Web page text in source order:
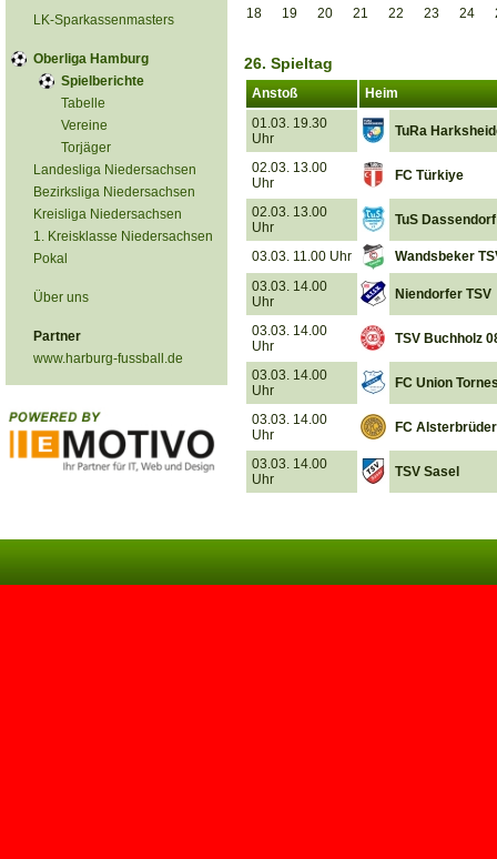
LK-Sparkassenmasters
Oberliga Hamburg
Spielberichte
Tabelle
Vereine
Torjäger
Landesliga Niedersachsen
Bezirksliga Niedersachsen
Kreisliga Niedersachsen
1. Kreisklasse Niedersachsen
Pokal
Über uns
Partner
www.harburg-fussball.de
18 19 20 21 22 23 24
26. Spieltag
Anstoß
Heim
01.03. 19.30
Uhr
TuRa
02.03. 13.00
Uhr
FC Türkiye
02.03. 13.00
Uhr
TuS Dassendorf
03.03. 11.00 Uhr
Wandsbeker
03.03. 14.00
Uhr
Niendorfer TSV
03.03. 14.00
Uhr
TSV Buchholz
03.03. 14.00
Uhr
FC Union
03.03. 14.00
Uhr
FC Alsterbrüder
03.03. 14.00
Uhr
TSV Sasel